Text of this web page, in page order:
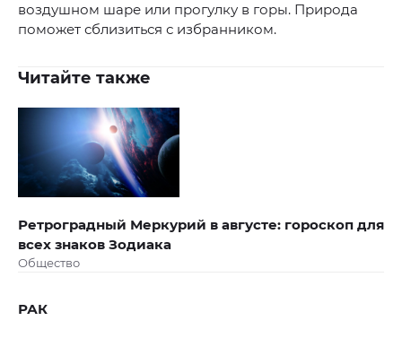
воздушном шаре или прогулку в горы. Природа
поможет сблизиться с избранником.
Читайте также
Ретроградный Меркурий в августе: гороскоп для
всех знаков Зодиака
Общество
РАК